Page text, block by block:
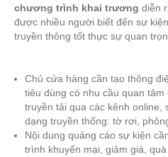
chương trình khai trương diễn
được nhiều người biết đến sự
truyền thông tốt thực sự quan
Chủ cửa hàng cần tạo thông
tiêu dùng có nhu cầu quan
truyền tải qua các kênh online,
dạng truyền thống: tờ rơi,
Nội dung quảng cáo sự kiện
trình khuyến mại, giảm giá,